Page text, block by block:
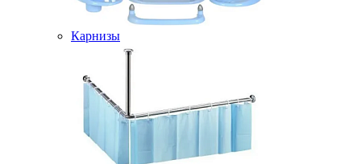
Карнизы